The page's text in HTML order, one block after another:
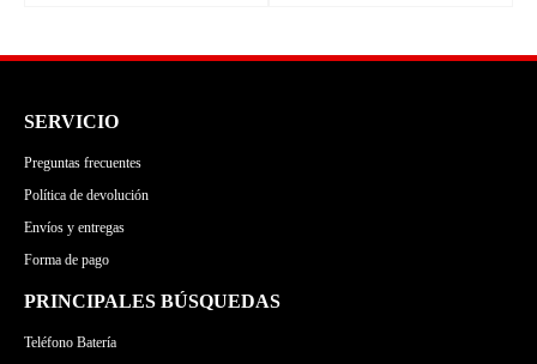
SERVICIO
Preguntas frecuentes
Política de devolución
Envíos y entregas
Forma de pago
PRINCIPALES BÚSQUEDAS
Teléfono Batería